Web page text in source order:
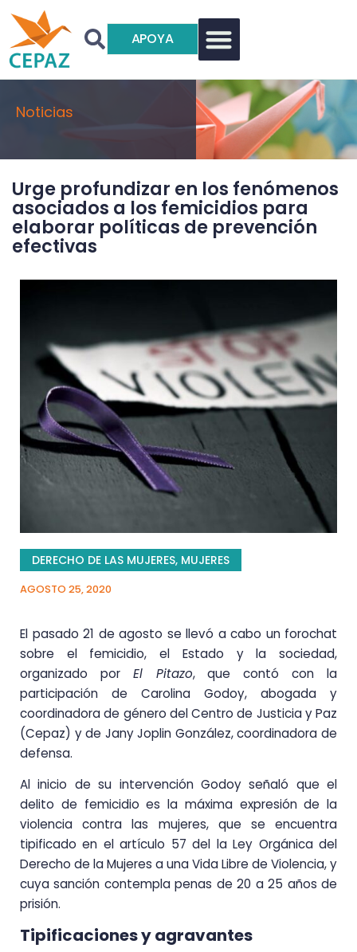
APOYA
Noticias
Urge profundizar en los fenómenos
asociados a los femicidios para
elaborar políticas de prevención
efectivas
DERECHO DE LAS MUJERES, MUJERES
AGOSTO 25, 2020
El pasado 21 de agosto se llevó a cabo un forochat
sobre el femicidio, el Estado y la sociedad,
organizado por El Pitazo, que contó con la
participación de Carolina Godoy, abogada y
coordinadora de género del Centro de Justicia y Paz
(Cepaz) y de Jany Joplin González, coordinadora de
defensa.
Al inicio de su intervención Godoy señaló que el
delito de femicidio es la máxima expresión de la
violencia contra las mujeres, que se encuentra
tipificado en el artículo 57 del la Ley Orgánica del
Derecho de la Mujeres a una Vida Libre de Violencia, y
cuya sanción contempla penas de 20 a 25 años de
prisión.
Tipificaciones y agravantes